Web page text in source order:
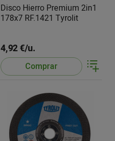
Disco Hierro Premium 2in1
178x7 RF.1421 Tyrolit
4,92 €/u.
Comprar